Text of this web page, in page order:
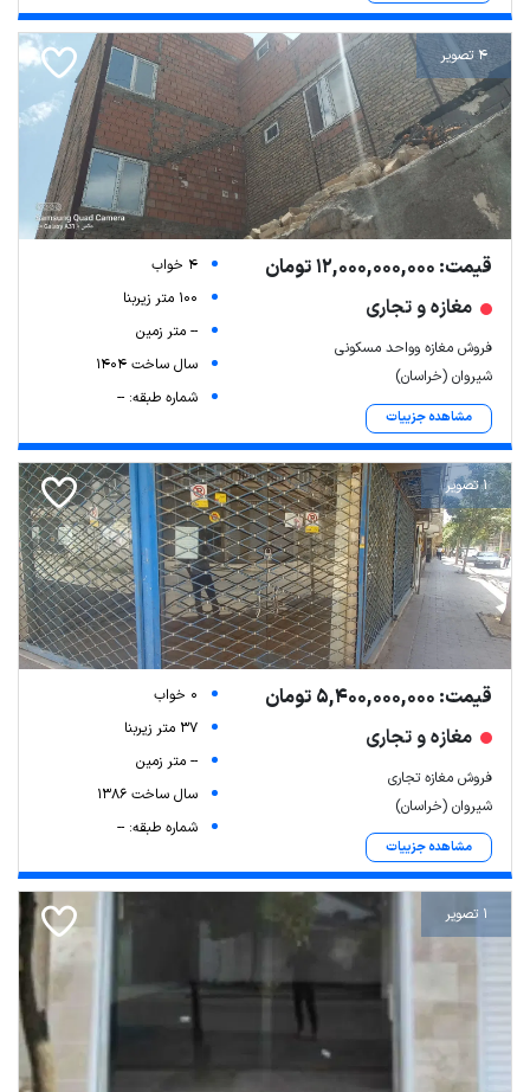
4 تصویر
قیمت: 12,000,000,000 تومان
مغازه و تجاری
فروش مغازه وواحد مسکونی
شیروان (خراسان)
مشاهده جزییات
4 خواب
100 متر زیربنا
-- متر زمین
سال ساخت 1404
شماره طبقه: --
1 تصویر
قیمت: 5,400,000,000 تومان
مغازه و تجاری
فروش مغازه تجاری
شیروان (خراسان)
مشاهده جزییات
0 خواب
37 متر زیربنا
-- متر زمین
سال ساخت 1386
شماره طبقه: --
1 تصویر